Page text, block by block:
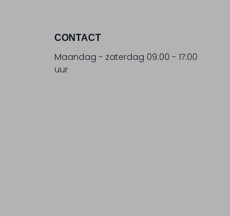
CONTACT
Maandag - zaterdag 09:00 - 17:00
uur